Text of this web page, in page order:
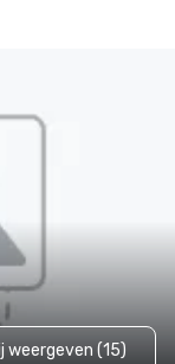
weergeven (15)